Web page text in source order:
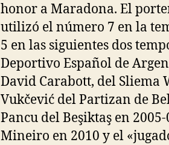
honor a Maradona. El
utilizó el número 7 en la
5 en las siguientes dos
Deportivo Español de
David Carabott, del Sliema
Vukčević del Partizan de
Pancu del Beşiktaş en
Mineiro en 2010 y el